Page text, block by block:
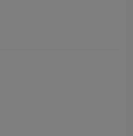
płatności